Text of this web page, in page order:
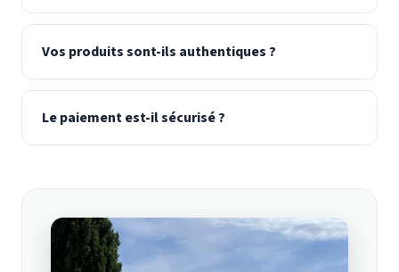
Vos produits sont-ils authentiques ?
Le paiement est-il sécurisé ?